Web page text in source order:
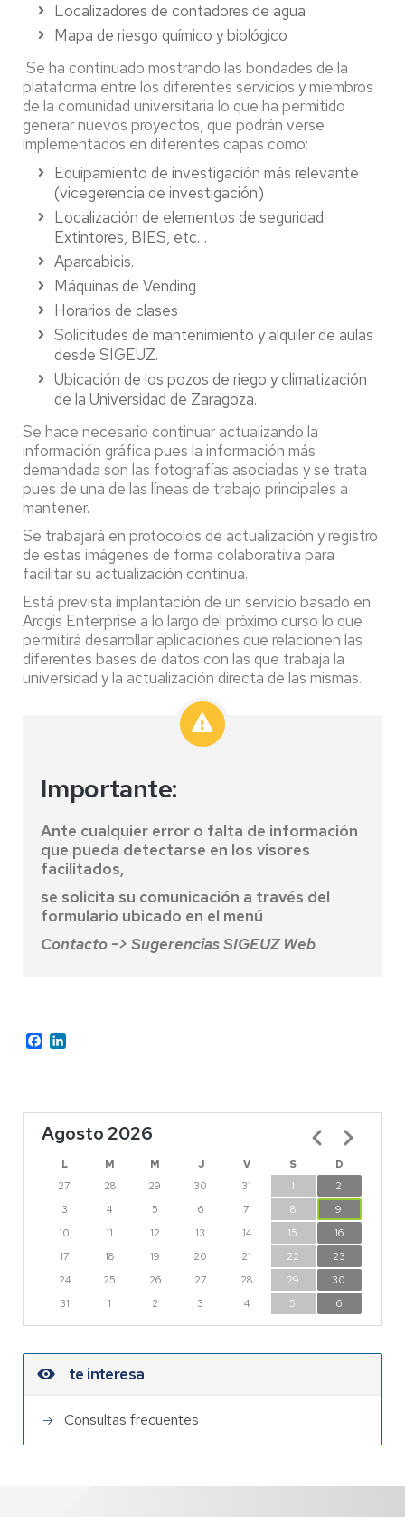
Localizadores de contadores de agua
Mapa de riesgo químico y biológico
Se ha continuado mostrando las bondades de la
plataforma entre los diferentes servicios y miembros
de la comunidad universitaria lo que ha permitido
generar nuevos proyectos, que podrán verse
implementados en diferentes capas como:
Equipamiento de investigación más relevante
(vicegerencia de investigación)
Localización de elementos de seguridad.
Extintores, BIES, etc…
Aparcabicis.
Máquinas de Vending
Horarios de clases
Solicitudes de mantenimiento y alquiler de aulas
desde SIGEUZ.
Ubicación de los pozos de riego y climatización
de la Universidad de Zaragoza.
Se hace necesario continuar actualizando la
información gráfica pues la información más
demandada son las fotografías asociadas y se trata
pues de una de las líneas de trabajo principales a
mantener.
Se trabajará en protocolos de actualización y registro
de estas imágenes de forma colaborativa para
facilitar su actualización continua.
Está prevista implantación de un servicio basado en
Arcgis Enterprise a lo largo del próximo curso lo que
permitirá desarrollar aplicaciones que relacionen las
diferentes bases de datos con las que trabaja la
universidad y la actualización directa de las mismas.
Importante:
Ante cualquier error o falta de información
que pueda detectarse en los visores
facilitados,
se solicita su comunicación a través del
formulario ubicado en el menú
Contacto -> Sugerencias SIGEUZ Web
Facebook
Agosto 2026
L M M J V S
D
27
28 29 30 31 1
2
3
4 5 6 7 8
9
10
11 12 13 14 15
16
17
18 19 20 21 22
23
24
25 26 27 28 29
30
31
1 2 3 4 5 6
Paginación
te interesa
Consultas frecuentes